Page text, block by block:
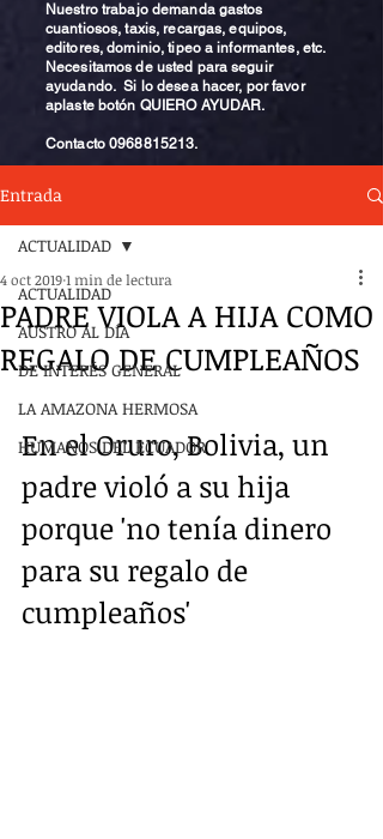
Nuestro trabajo demanda gastos
cuantiosos, taxis, recargas, equipos,
editores, dominio, tipeo a informantes, etc.
Necesitamos de usted para seguir
ayudando. Si lo desea hacer, por favor
aplaste botón QUIERO AYUDAR.
Contacto0968815213.
Entrada
ACTUALIDAD
AUSTRO AL DÍA
DE INTERÉS GENERAL
LA AMAZONA HERMOSA
HUMANOS DEL ECUADOR
ACTUALIDAD
PADRE VIOLA A HIJA COMO
REGALO DE CUMPLEAÑOS
4 oct 20191 min de lectura
En el Oruro, Bolivia, un
padre violó a su hija
porque 'no tenía dinero
para su regalo de
cumpleaños'